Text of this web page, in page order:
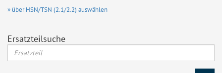
» über HSN/TSN (2.1/2.2) auswählen
Ersatzteilsuche